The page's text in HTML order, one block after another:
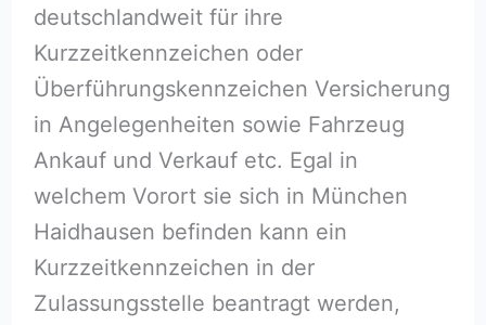
deutschlandweit für ihre
Kurzzeitkennzeichen oder
Überführungskennzeichen Versicherung
in Angelegenheiten sowie Fahrzeug
Ankauf und Verkauf etc. Egal in
welchem Vorort sie sich in München
Haidhausen befinden kann ein
Kurzzeitkennzeichen in der
Zulassungsstelle beantragt werden,